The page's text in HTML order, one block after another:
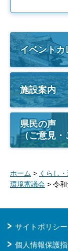
イベントカ
施設案内
県民の声
（ご意見・
ホーム > くらし
環境審議会 > 令
サイトポリシー
個人情報保護